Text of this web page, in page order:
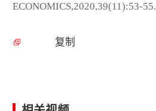
ECONOMICS,2020,39(11):53-55.
复制